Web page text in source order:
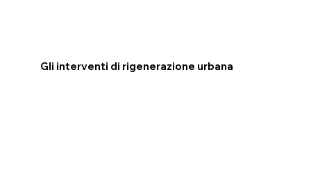
Gli interventi di rigenerazione urbana